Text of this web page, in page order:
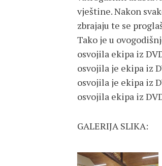
vještine. Nakon
zbrajaju te se
Tako je u
osvojila ekipa iz
osvojila je ekipa iz
osvojila je ekipa iz
osvojila ekipa iz
GALERIJA SLIKA: